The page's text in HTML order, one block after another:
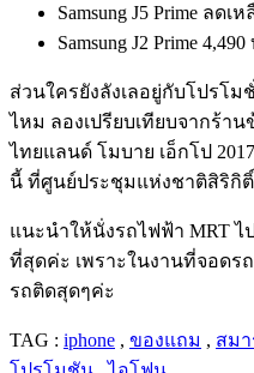
Samsung J5 Prime ลด
Samsung J2 Prime
ส่วนใครยังลังเลอยู่กับโปรโ
ไหม ลองเปรียบเทียบจากร้า
ไทยแลนด์ โมบาย เอ็กโป
นี้ ที่ศูนย์ประชุมแห่งชาติสิริกิติ์
แนะนำให้นั่งรถไฟฟ้า MRT
ที่สุดค่ะ เพราะในงานที่จอดร
รถติดสุดๆค่ะ
TAG : iphone , ของแถม , สม